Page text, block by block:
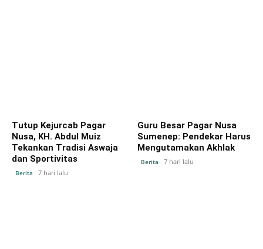
Tutup Kejurcab Pagar
Nusa, KH. Abdul Muiz
Tekankan Tradisi Aswaja
dan Sportivitas
Berita 7 hari lalu
Guru Besar Pagar Nusa
Sumenep: Pendekar Harus
Mengutamakan Akhlak
Berita 7 hari lalu